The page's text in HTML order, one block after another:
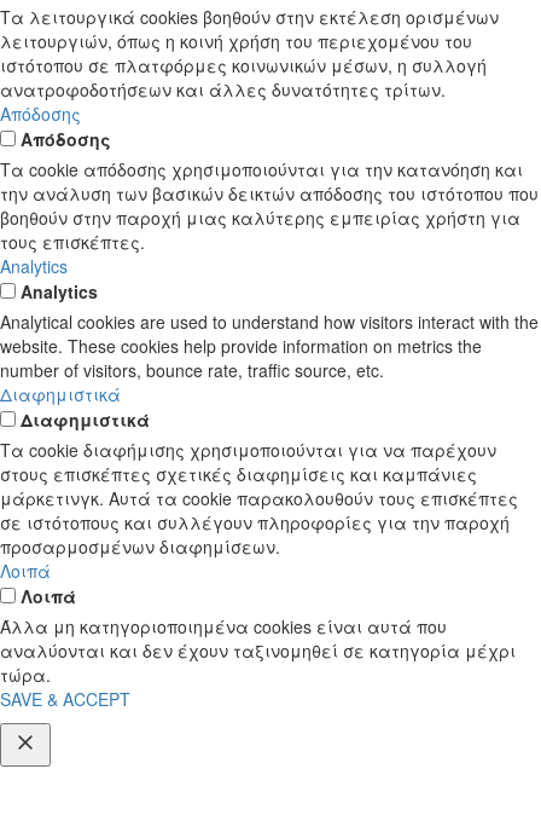
Τα λειτουργικά cookies βοηθούν στην εκτέλεση ορισμένων
λειτουργιών, όπως η κοινή χρήση του περιεχομένου του
ιστότοπου σε πλατφόρμες κοινωνικών μέσων, η συλλογή
ανατροφοδοτήσεων και άλλες δυνατότητες τρίτων.
Απόδοσης
Απόδοσης
Τα cookie απόδοσης χρησιμοποιούνται για την κατανόηση και
την ανάλυση των βασικών δεικτών απόδοσης του ιστότοπου που
βοηθούν στην παροχή μιας καλύτερης εμπειρίας χρήστη για
τους επισκέπτες.
Analytics
Analytics
Analytical cookies are used to understand how visitors interact with the
website. These cookies help provide information on metrics the
number of visitors, bounce rate, traffic source, etc.
Διαφημιστικά
Διαφημιστικά
Τα cookie διαφήμισης χρησιμοποιούνται για να παρέχουν
στους επισκέπτες σχετικές διαφημίσεις και καμπάνιες
μάρκετινγκ. Αυτά τα cookie παρακολουθούν τους επισκέπτες
σε ιστότοπους και συλλέγουν πληροφορίες για την παροχή
προσαρμοσμένων διαφημίσεων.
Λοιπά
Λοιπά
Άλλα μη κατηγοριοποιημένα cookies είναι αυτά που
αναλύονται και δεν έχουν ταξινομηθεί σε κατηγορία μέχρι
τώρα.
SAVE & ACCEPT